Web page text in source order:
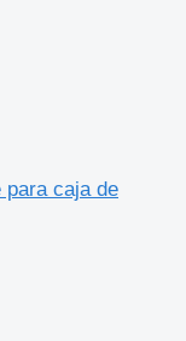
para caja de